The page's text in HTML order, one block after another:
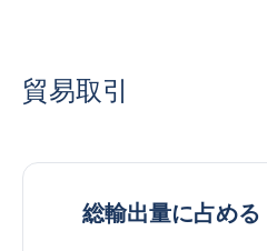
貿易取引
総輸出量に占める